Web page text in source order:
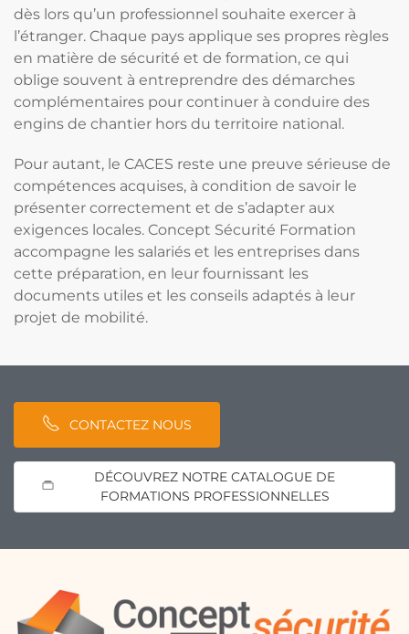
dès lors qu’un professionnel souhaite exercer à
l’étranger. Chaque pays applique ses propres règles
en matière de sécurité et de formation, ce qui
oblige souvent à entreprendre des démarches
complémentaires pour continuer à conduire des
engins de chantier hors du territoire national.
Pour autant, le CACES reste une preuve sérieuse de
compétences acquises, à condition de savoir le
présenter correctement et de s’adapter aux
exigences locales. Concept Sécurité Formation
accompagne les salariés et les entreprises dans
cette préparation, en leur fournissant les
documents utiles et les conseils adaptés à leur
projet de mobilité.
CONTACTEZ NOUS
DÉCOUVREZ NOTRE CATALOGUE DE
FORMATIONS PROFESSIONNELLES